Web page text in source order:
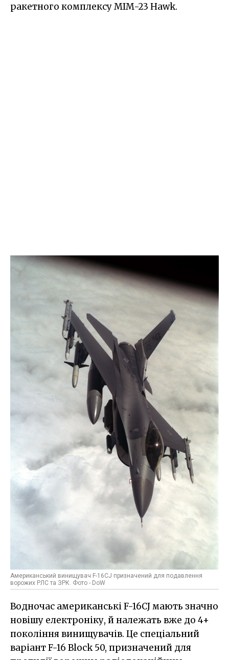
ракетного комплексу MIM-23 Hawk.
Американський винищувач F-16CJ призначений для подавлення
ворожих РЛС та ЗРК. Фото - DoW
Водночас американські F-16CJ мають значно
новішу електроніку, й належать вже до 4+
покоління винищувачів. Це спеціальний
варіант F-16 Block 50, призначений для